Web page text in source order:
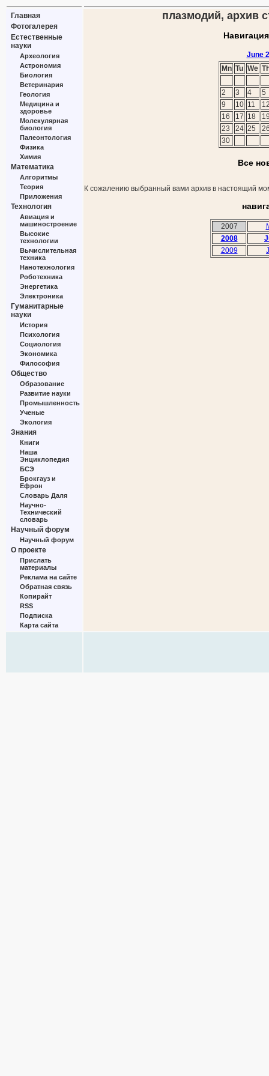
Главная
Фотогалерея
Естественные
науки
Археология
Астрономия
Биология
Ветеринария
Геология
Медицина и
здоровье
Молекулярная
биология
Палеонтология
Физика
Химия
Математика
Алгоритмы
Теория
Приложения
Технология
Авиация и
машиностроение
Высокие
технологии
Вычислительная
техника
Нанотехнология
Роботехника
Энергетика
Электроника
Гуманитарные
науки
История
Психология
Социология
Экономика
Философия
Общество
Образование
Развитие науки
Промышленность
Ученые
Экология
Знания
Книги
Наша
Энциклопедия
БСЭ
Брокгауз и
Ефрон
Словарь Даля
Научно-
Технический
словарь
Научный форум
Научный форум
О проекте
Прислать
материалы
Реклама на сайте
Обратная связь
Копирайт
RSS
Подписка
Карта сайта
плазмодий, архив
June
Mn Tu We
2 3 4
5
9
10 11
16
17 18
23
24 25
30
Все
К сожалению выбранный вами архив в настоящий
2007
2008
2009